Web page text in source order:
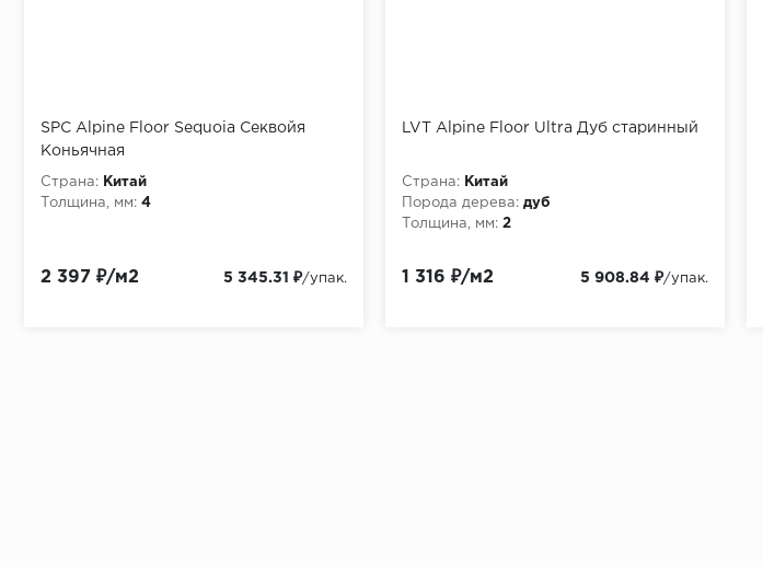
SPC Alpine Floor Sequoia Секвойя
Коньячная
Страна:
Китай
Толщина, мм: 4
2 397 ₽/м2 5 345.31 ₽/упак.
LVT Alpine Floor Ultra Дуб старинный
Страна:
Китай
Порода дерева: дуб
Толщина, мм: 2
1 316 ₽/м2 5 908.84 ₽/упак.